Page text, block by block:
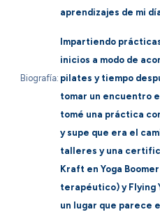
Biografía:
aprendizajes de mi
Impartiendo
inicios a modo de
pilates y tiempo
tomar un encuentro
tomé una práctica
y supe que era el
talleres y una
Kraft en Yoga
terapéutico) y Flying
un lugar que parece